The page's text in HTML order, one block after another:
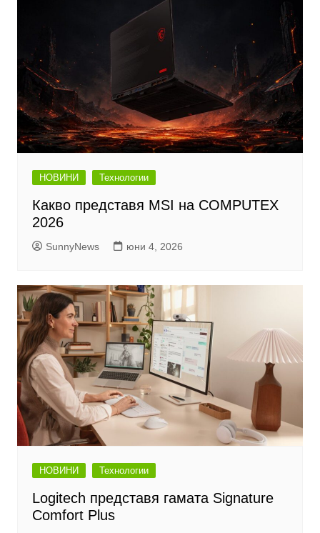
НОВИНИ Технологии
Какво представя MSI на COMPUTEX
2026
SunnyNews юни 4, 2026
НОВИНИ Технологии
Logitech представя гамата Signature
Comfort Plus